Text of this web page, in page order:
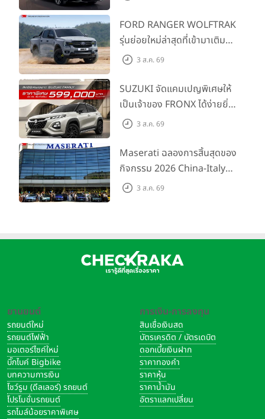
FORD RANGER WOLFTRAK
รุ่นย่อยใหม่ล่าสุดที่เข้ามาเติม
เต็มไลน์อัป พร้อมตอบโจทย์ทุก
พร้อมลุย ด้วยราคาพิเศษเริ่ม
ต้นที่ 9.49 แสนบาท
3 ส.ค. 69
SUZUKI จัดแคมเปญพิเศษให้
เป็นเจ้าของ FRONX ได้ง่ายยิ่ง
ขึ้นสำหรับรุ่น GL ราคาพิเศษ
200 คัน พร้อมข้อเสนอสุดคุ้ม
3 ส.ค. 69
Maserati ฉลองการสิ้นสุดของ
กิจกรรม 2026 China-Italy
Grand Tour ณ สำนักงาน
3 ส.ค. 69
ยานยนต์
รถยนต์ใหม่
รถยนต์ไฟฟ้า
มอเตอร์ไซค์ใหม่
บิ๊กไบค์ Bigbike
บทความการเงิน
โชว์รูม (ดีลเลอร์) รถยนต์
โปรโมชั่นรถยนต์
รถไมล์น้อยราคาพิเศษ
การเงิน-การลงทุน
สินเชื่อเงินสด
บัตรเครดิต / บัตรเดบิต
ดอกเบี้ยเงินฝาก
ราคาทองคำ
ราคาหุ้น
ราคาน้ำมัน
อัตราแลกเปลี่ยน